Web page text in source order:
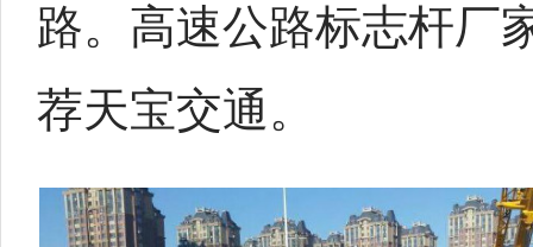
路。高速公路标志杆厂
荐天宝交通。